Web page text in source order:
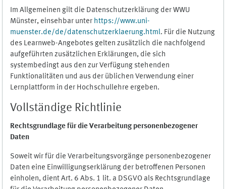
Im Allgemeinen gilt die Datenschutzerklärung der WWU
Münster, einsehbar unter https://www.uni-
muenster.de/de/datenschutzerklaerung.html. Für die Nutzung
des Learnweb-Angebotes gelten zusätzlich die nachfolgend
aufgeführten zusätzlichen Erklärungen, die sich
systembedingt aus den zur Verfügung stehenden
Funktionalitäten und aus der üblichen Verwendung einer
Lernplattform in der Hochschullehre ergeben.
Vollständige Richtlinie
Rechtsgrundlage für die Verarbeitung personenbezogener
Daten
Soweit wir für die Verarbeitungsvorgänge personenbezogener
Daten eine Einwilligungserklärung der betroffenen Personen
einholen, dient Art. 6 Abs. 1 lit. a DSGVO als Rechtsgrundlage